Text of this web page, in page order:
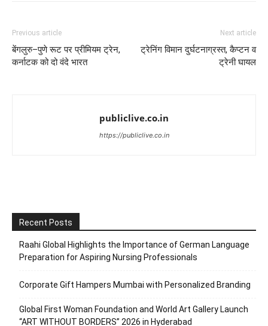
Previous article
बेंगलुरु–पुणे रूट पर प्रीमियम ट्रेन,
कर्नाटक को दो वंदे भारत
Next article
ट्रेनिंग विमान दुर्घटनाग्रस्त, कैप्टन व
ट्रेनी घायल
publiclive.co.in
https://publiclive.co.in
Recent Posts
Raahi Global Highlights the Importance of German Language
Preparation for Aspiring Nursing Professionals
Corporate Gift Hampers Mumbai with Personalized Branding
Global First Woman Foundation and World Art Gallery Launch
“ART WITHOUT BORDERS” 2026 in Hyderabad